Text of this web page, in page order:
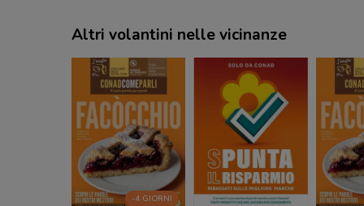
Altri volantini nelle vicinanze
-4 GIORNI